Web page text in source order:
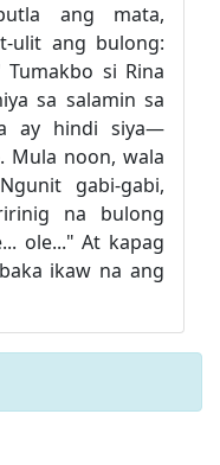
ang mata,
ulit ang bulong:
si Rina
sa salamin sa
ay hindi siya—
Mula noon, wala
gabi-gabi,
na bulong
ole..." At kapag
ikaw na ang